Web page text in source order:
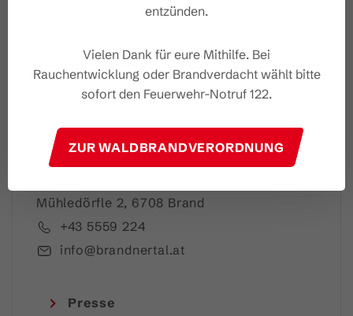
Ich akzeptiere dieDatenschutzbestimmungen
Mühledörfle 2, 6708 Brand
+43 5559 224
info@brandnertal.at
Presse
entzünden.
Vielen Dank für eure Mithilfe. Bei
Rauchentwicklung oder Brandverdacht wählt bitte
sofort den Feuerwehr-Notruf 122.
ZUR WALDBRANDVERORDNUNG